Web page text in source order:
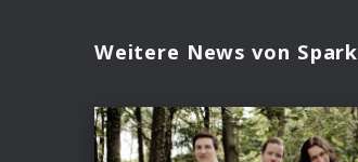
Weitere News von Spark